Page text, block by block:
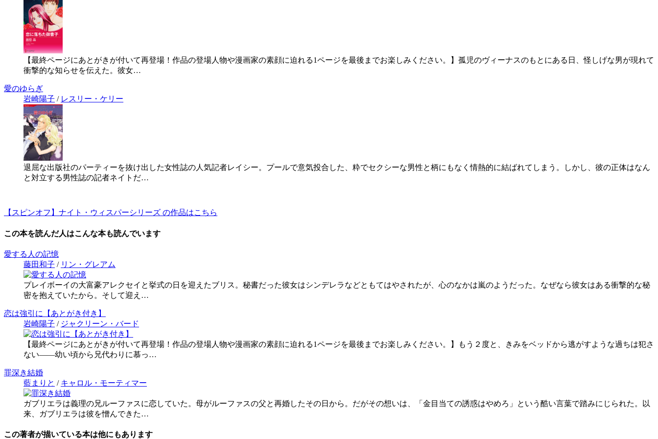
【最終ページにあとがきが付いて再登場！作品の登場人物や漫画家の素顔に迫れる1ページを最後までお楽しみください。】孤児のヴィーナスのもとにある日、怪しげな男が現れて
衝撃的な知らせを伝えた。彼女…
愛のゆらぎ
岩崎陽子 / レスリー・ケリー
退屈な出版社のパーティーを抜け出した女性誌の人気記者レイシー。プールで意気投合した、粋でセクシーな男性と柄にもなく情熱的に結ばれてしまう。しかし、彼の正体はなん
と対立する男性誌の記者ネイトだ…
【スピンオフ】ナイト・ウィスパーシリーズ の作品はこちら
この本を読んだ人はこんな本も読んでいます
愛する人の記憶
藤田和子 / リン・グレアム
プレイボーイの大富豪アレクセイと挙式の日を迎えたブリス。秘書だった彼女はシンデレラなどともてはやされたが、心のなかは嵐のようだった。なぜなら彼女はある衝撃的な秘
密を抱えていたから。そして迎え…
恋は強引に【あとがき付き】
岩崎陽子 / ジャクリーン・バード
【最終ページにあとがきが付いて再登場！作品の登場人物や漫画家の素顔に迫れる1ページを最後までお楽しみください。】もう２度と、きみをベッドから逃がすような過ちは犯さ
ない――幼い頃から兄代わりに慕っ…
罪深き結婚
藍まりと / キャロル・モーティマー
ガブリエラは義理の兄ルーファスに恋していた。母がルーファスの父と再婚したその日から。だがその想いは、「金目当ての誘惑はやめろ」という酷い言葉で踏みにじられた。以
来、ガブリエラは彼を憎んできた…
この著者が描いている本は他にもあります